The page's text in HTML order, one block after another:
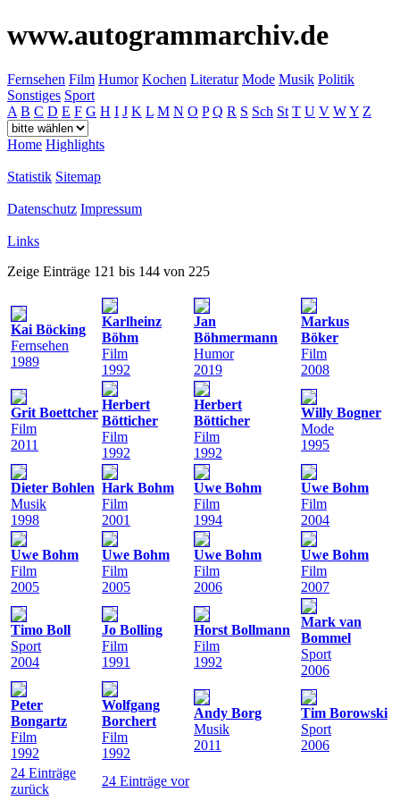
www.autogrammarchiv.de
Fernsehen Film Humor Kochen Literatur Mode Musik Politik
Sonstiges Sport
A B C D E F G H I J K L M N O P Q R S Sch St T U V WY Z
Home Highlights
Statistik Sitemap
Datenschutz Impressum
Links
Zeige Einträge 121 bis 144 von 225
Kai Böcking
Fernsehen
1989
Karlheinz
Böhm
Film
1992
Jan
Böhmermann
Humor
2019
Markus
Böker
Film
2008
Grit Boettcher
Film
2011
Herbert
Bötticher
Film
1992
Herbert
Bötticher
Film
1992
Willy Bogner
Mode
1995
Dieter Bohlen
Musik
1998
Hark Bohm
Film
2001
Uwe Bohm
Film
1994
Uwe Bohm
Film
2004
Uwe Bohm
Film
2005
Uwe Bohm
Film
2005
Uwe Bohm
Film
2006
Uwe Bohm
Film
2007
Timo Boll
Sport
2004
Jo Bolling
Film
1991
Horst Bollmann
Film
1992
Mark van
Bommel
Sport
2006
Peter
Bongartz
Film
1992
Wolfgang
Borchert
Film
1992
Andy Borg
Musik
2011
Tim Borowski
Sport
2006
24 Einträge
zurück
24 Einträge vor